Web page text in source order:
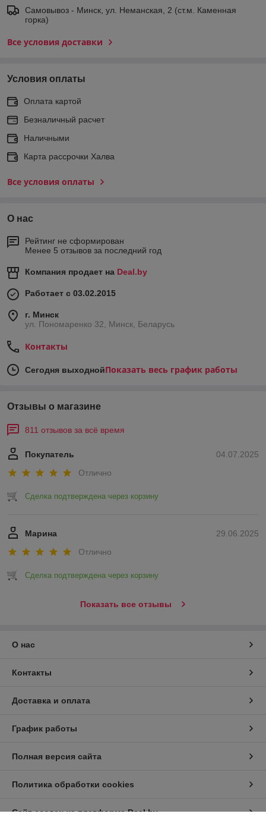
Самовывоз - Минск, ул. Неманская, 2 (ст.м. Каменная
горка)
Все условия доставки
Условия оплаты
Оплата картой
Безналичный расчет
Наличными
Карта рассрочки Халва
Все условия оплаты
О нас
Рейтинг не сформирован
Менее 5 отзывов за последний год
Компания продает на Deal.by
Работает с 03.02.2015
г. Минск
ул. Пономаренко 32, Минск, Беларусь
Контакты
Сегодня выходнойПоказать весь график работы
Отзывы о магазине
811 отзывов за всё время
04.07.2025
Покупатель
Отлично
Сделка подтверждена через корзину
29.06.2025
Марина
Отлично
Сделка подтверждена через корзину
Показать все отзывы
О нас
Контакты
Доставка и оплата
График работы
Полная версия сайта
Политика обработки cookies
Сайт создан на платформе Deal.by